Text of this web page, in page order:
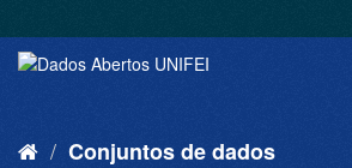
Conjuntos de dados